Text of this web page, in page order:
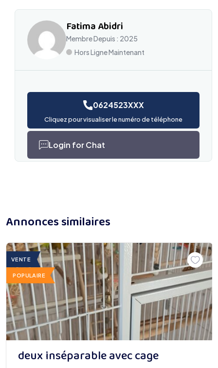
Fatima Abidri
Membre Depuis : 2025
Hors Ligne Maintenant
0624523XXX
Cliquez pour visualiser le numéro de téléphone
Login for Chat
Annonces similaires
VENTE
POPULAIRE
deux inséparable avec cage